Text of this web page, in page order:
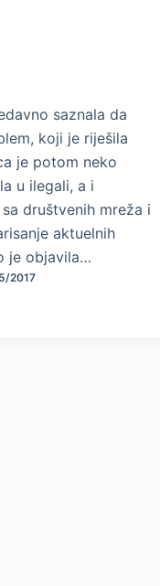
saznala da
koji je riješila
je potom neko
u ilegali, a i
društvenih mreža i
aktuelnih
je objavila…
2017